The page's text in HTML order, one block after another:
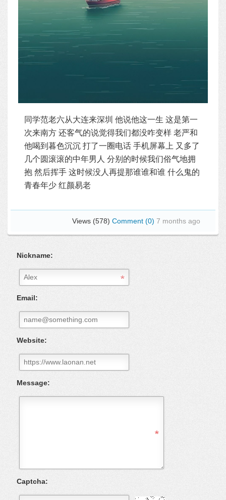
同学范老六从大连来深圳 他说他这一生 这是第一
次来南方 还客气的说觉得我们都没咋变样 老严和
他喝到暮色沉沉 打了一圈电话 手机屏幕上 又多了
几个圆滚滚的中年男人 分别的时候我们俗气地拥
抱 然后挥手 这时候没人再提那谁谁和谁 什么鬼的
青春年少 红颜易老
Views (578) Comment (0) 7 months ago
Nickname:
Email:
Website:
Message:
Captcha: